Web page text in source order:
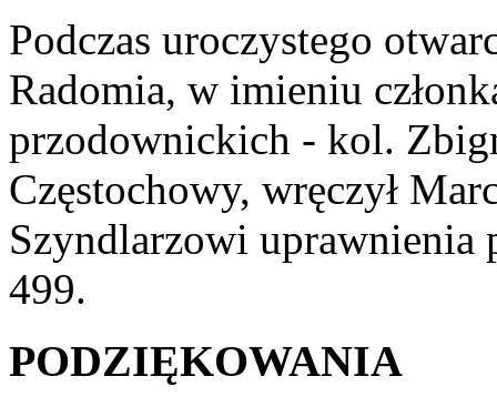
Podczas uroczystego
Radomia, w imieniu
przodownickich - kol.
Częstochowy, wręczył
Szyndlarzowi uprawnienia
499.
PODZIĘKOWANIA